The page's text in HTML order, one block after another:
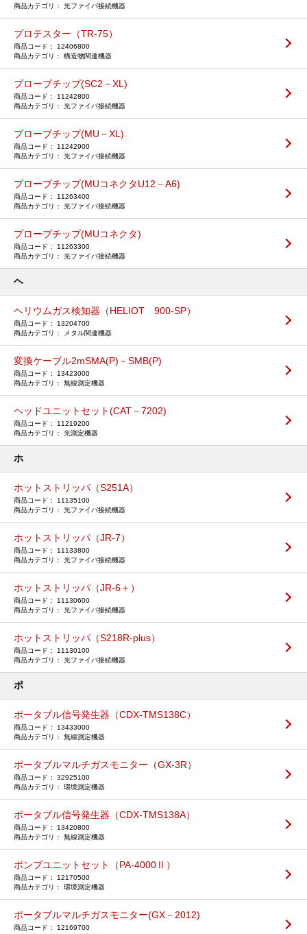
光ファイバ接続機器
プロテスター（TR-75）
12406800
構造物関連機器
プローブチップ(SC2－XL)
11242800
光ファイバ接続機器
プローブチップ(MU－XL)
11242900
光ファイバ接続機器
プローブチップ(MUコネクタU12－A6)
11263400
光ファイバ接続機器
プローブチップ(MUコネクタ)
11263300
光ファイバ接続機器
ヘ
ヘリウムガス検知器（HELIOT 900-SP）
13204700
メタル関連機器
変換ケーブル2mSMA(P)－SMB(P)
13423000
無線測定機器
ヘッドユニットセット(CAT－7202)
11219200
光測定機器
ホ
ホットストリッパ（S251A）
11135100
光ファイバ接続機器
ホットストリッパ（JR-7）
11133800
光ファイバ接続機器
ホットストリッパ（JR-6＋）
11130600
光ファイバ接続機器
ホットストリッパ（S218R-plus）
11130100
光ファイバ接続機器
ポ
ポータブル信号発生器（CDX-TMS138C）
13433000
無線測定機器
ポータブルマルチガスモニター（GX-3R）
32925100
環境測定機器
ポータブル信号発生器（CDX-TMS138A）
13420800
無線測定機器
ポンプユニットセット（PA-4000Ⅱ）
12170500
環境測定機器
ポータブルマルチガスモニター(GX－2012)
12169700